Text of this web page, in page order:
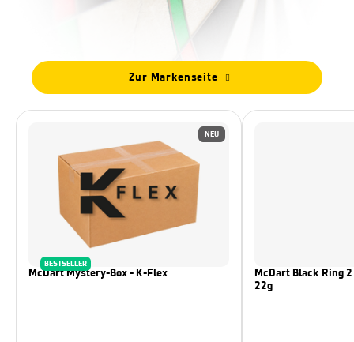
Zur Markenseite
NEU
BESTSELLER
McDart Mystery-Box - K-Flex
McDart Black Ring
22g